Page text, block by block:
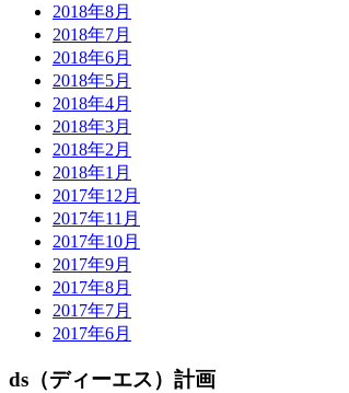
2018年8月
2018年7月
2018年6月
2018年5月
2018年4月
2018年3月
2018年2月
2018年1月
2017年12月
2017年11月
2017年10月
2017年9月
2017年8月
2017年7月
2017年6月
ds（ディーエス）計画